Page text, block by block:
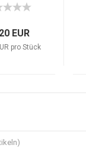
Rot
EUR
pro Stück